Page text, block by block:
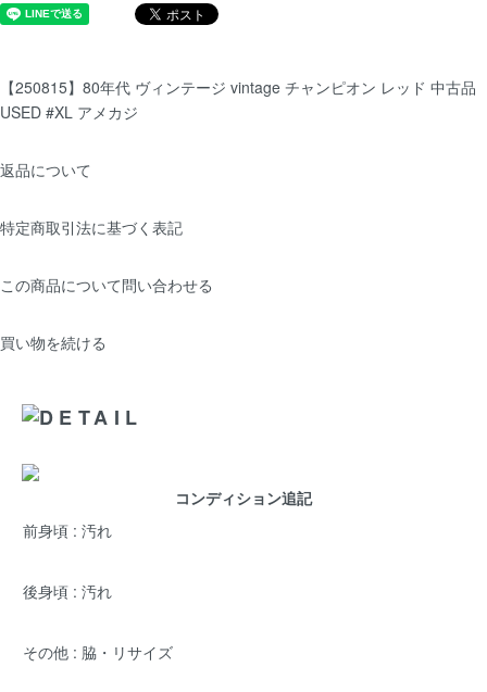
【250815】80年代 ヴィンテージ vintage チャンピオン レッド 中古品
USED #XL アメカジ
返品について
特定商取引法に基づく表記
この商品について問い合わせる
買い物を続ける
コンディション追記
前身頃 : 汚れ
後身頃 : 汚れ
その他 : 脇・リサイズ